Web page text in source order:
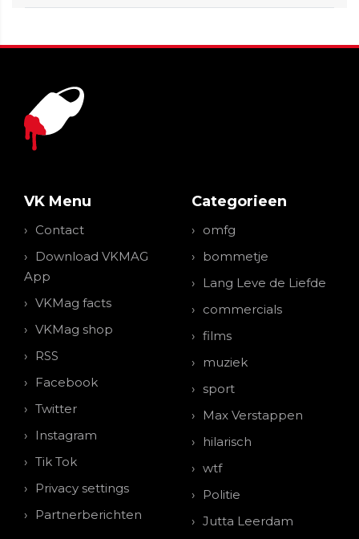
VK Menu
Contact
Download VKMAG
App
VKMag facts
VKMag shop
RSS
Facebook
Twitter
Instagram
Tik Tok
Privacy settings
Partnerberichten
Categorieen
omfg
bommetje
Lang Leve de Liefde
commercials
films
muziek
sport
Max Verstappen
hilarisch
wtf
Politie
Jutta Leerdam